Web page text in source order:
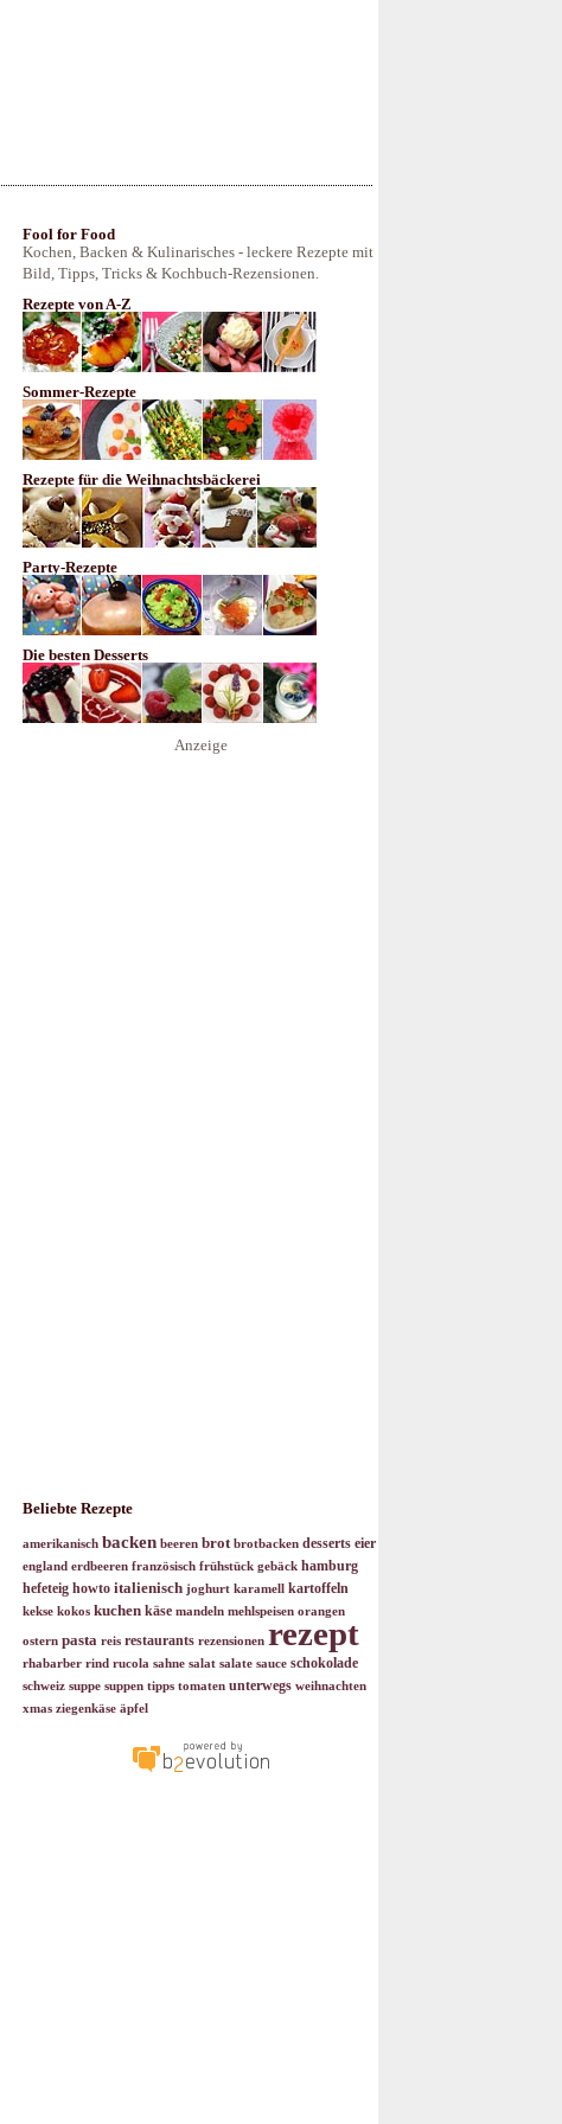
Fool for Food
Kochen, Backen & Kulinarisches - leckere Rezepte mit
Bild, Tipps, Tricks & Kochbuch-Rezensionen.
Rezepte von A-Z
Sommer-Rezepte
Rezepte für die Weihnachtsbäckerei
Party-Rezepte
Die besten Desserts
Anzeige
Beliebte Rezepte
amerikanisch backen beeren brot brotbacken desserts eier
england erdbeeren französisch frühstück gebäck hamburg
hefeteig howto italienisch joghurt karamell kartoffeln
kekse kokos kuchen käse mandeln mehlspeisen orangen
ostern pasta reis restaurants rezensionen rezept
rhabarber rind rucola sahne salat salate sauce schokolade
schweiz suppe suppen tipps tomaten unterwegs weihnachten
xmas ziegenkäse äpfel